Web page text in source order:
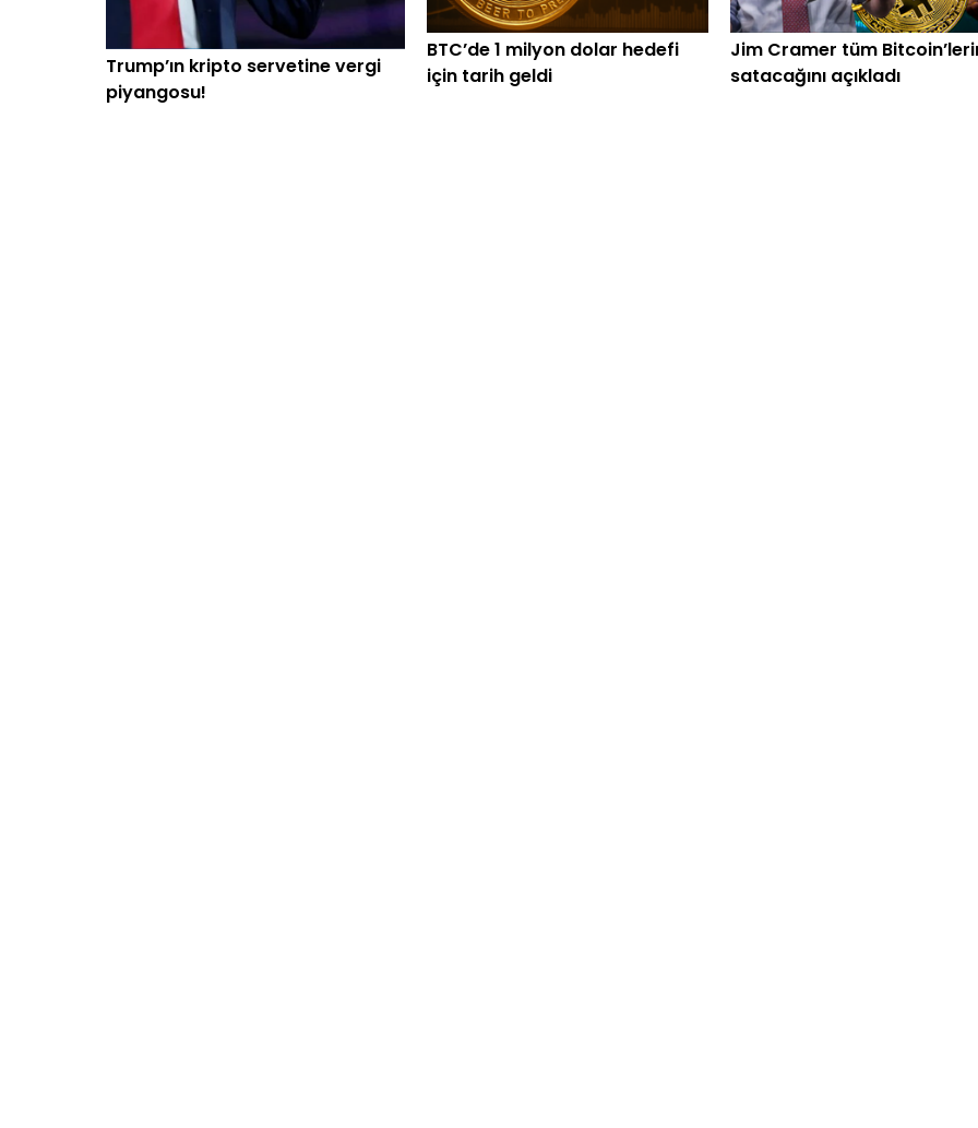
Trump’ın kripto servetine vergi
piyangosu!
BTC’de 1 milyon dolar hedefi
için tarih geldi
Jim Cramer tüm
satacağını açıkladı